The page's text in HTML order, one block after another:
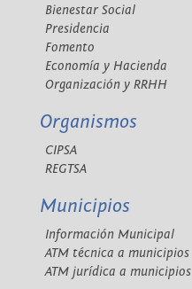
Bienestar Social
Presidencia
Fomento
Economía y Hacienda
Organización y RRHH
Organismos
CIPSA
REGTSA
Municipios
Información Municipal
ATM técnica a municipios
ATM jurídica a municipios